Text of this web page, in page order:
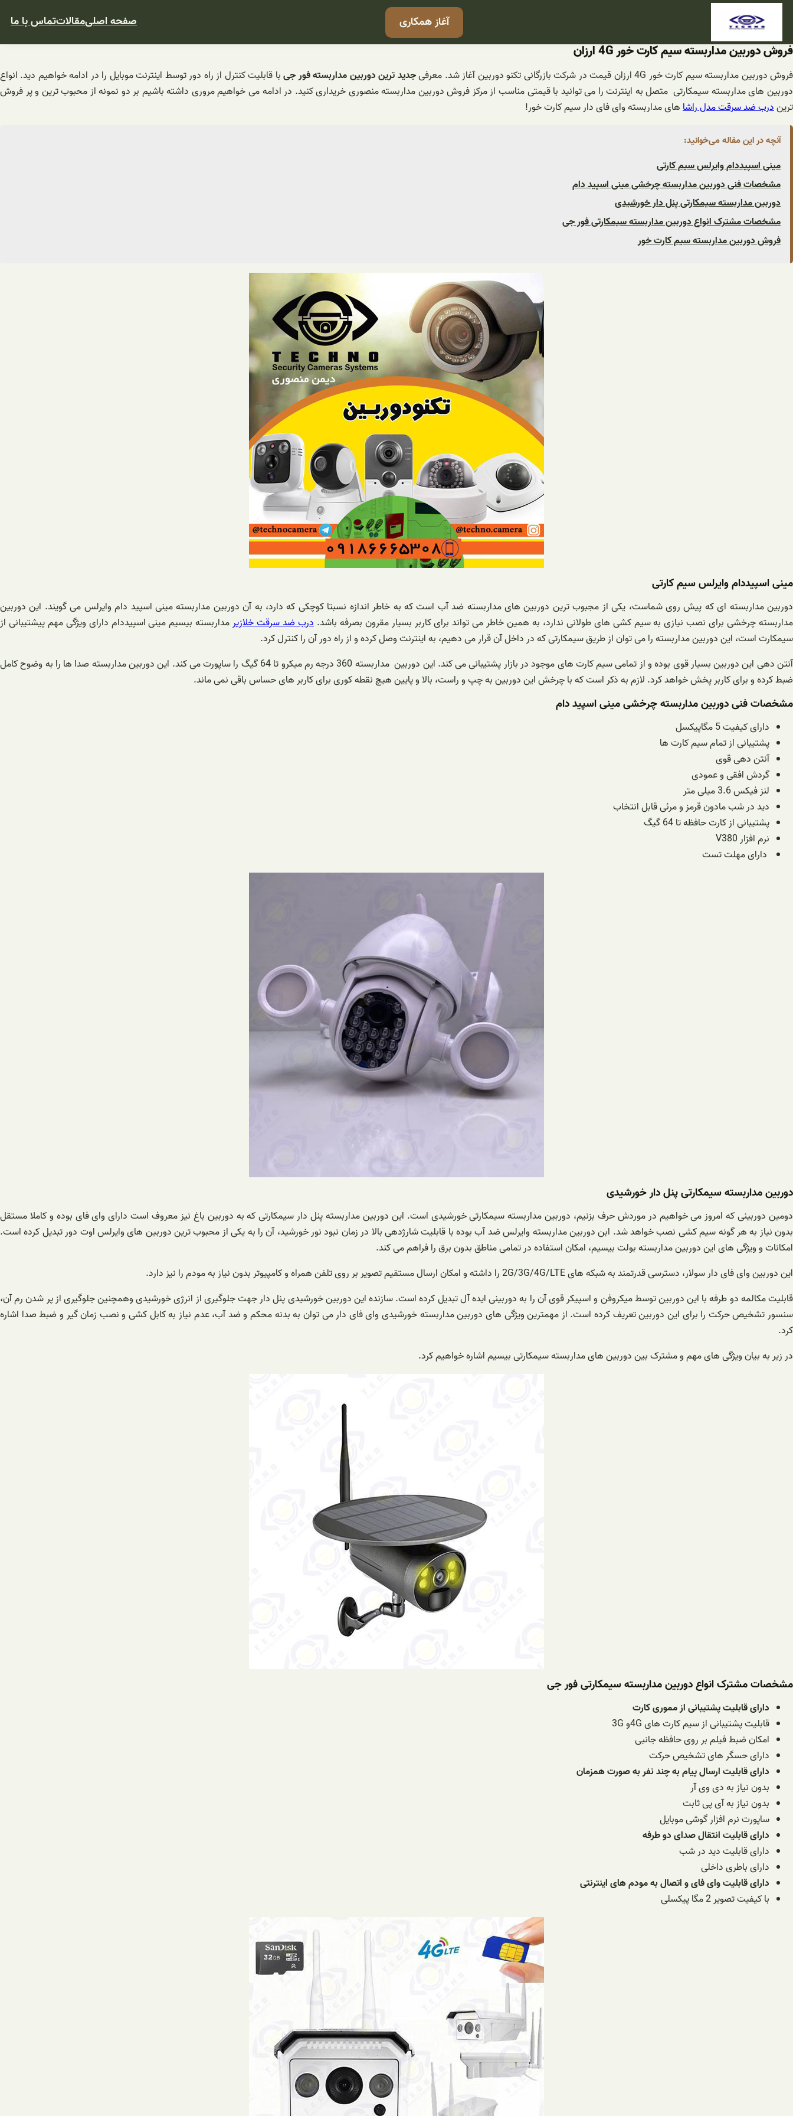
رفتن
آغاز همکاری صفحه اصلیمقالاتتماس با ما
فروش دوربین مداربسته سیم کارت خور 4G ارزان
فروش دوربین مداربسته سیم کارت خور 4G ارزان قیمت در شرکت بازرگانی تکنو دوربین آغاز شد. معرفی جدید ترین دوربین مداربسته فور جیبا قابلیت کنترل از راه دور توسط اینترنت موبایل را در ادامه خواهیم دید. انواع
دوربین های مداربسته سیمکارتی متصل به اینترنت را می توانید با قیمتی مناسب از مرکز فروش دوربین مداربسته منصوری خریداری کنید. در ادامه می خواهیم مروری داشته باشیم بر دو نمونه از محبوب ترین و پر فروش
تریندرب ضد سرقت مدل راشاهای مداربسته وای فای دار سیم کارت خور!
آنچه در این مقاله می‌خوانید:
مینی اسپیددام وایرلس سیم کارتی
مشخصات فنی دوربین مداربسته چرخشی مینی اسپید دام
دوربین مداربسته سیمکارتی پنل دار خورشیدی
مشخصات مشترک انواع دوربین مداربسته سیمکارتی فور جی
فروش دوربین مداربسته سیم کارت خور
مینی اسپیددام وایرلس سیم کارتی
دوربین مداربسته ای که پیش روی شماست، یکی از مجبوب ترین دوربین های مداربسته ضد آب است که به خاطر اندازه نسبتا کوچکی که دارد، به آن دوربین مداربسته مینی اسپید دام وایرلس می گویند. این دوربین
مداربسته چرخشی برای نصب نیازی به سیم کشی های طولانی ندارد، به همین خاطر می تواند برای کاربر بسیار مقرون بصرفه باشد.درب ضد سرقت خلازیرمداربسته بیسیم مینی اسپیددام دارای ویژگی مهم پیشتیبانی از
سیمکارت است، این دوربین مداربسته را می توان از طریق سیمکارتی که در داخل آن قرار می دهیم، به اینترنت وصل کرده و از راه دور آن را کنترل کرد.
آنتن دهی این دوربین بسیار قوی بوده و از تمامی سیم کارت های موجود در بازار پشتیبانی می کند. این دوربین مداربسته 360 درجه رم میکرو تا 64 گیگ را ساپورت می کند. این دوربین مداربسته صدا ها را به وضوح کامل
ضبط کرده و برای کاربر پخش خواهد کرد. لازم به ذکر است که با چرخش این دوربین به چپ و راست، بالا و پایین هیچ نقطه کوری برای کاربر های حساس باقی نمی ماند.
مشخصات فنی دوربین مداربسته چرخشی مینی اسپید دام
دارای کیفیت 5 مگاپیکسل
پشتیبانی از تمام سیم کارت ها
آنتن دهی قوی
گردش افقی و عمودی
لنز فیکس 3.6 میلی متر
دید در شب مادون قرمز و مرئی قابل انتخاب
پشتیبانی از کارت حافظه تا 64 گیگ
نرم افزار V380
دارای مهلت تست
دوربین مداربسته سیمکارتی پنل دار خورشیدی
دومین دوربینی که امروز می خواهیم در موردش حرف بزنیم، دوربین مداربسته سیمکارتی خورشیدی است. این دوربین مداربسته پنل دار سیمکارتی که به دوربین باغ نیز معروف است دارای وای فای بوده و کاملا مستقل
بدون نیاز به هر گونه سیم کشی نصب خواهد شد. ابن دوربین مداربسته وایرلس ضد آب بوده با قابلیت شارژدهی بالا در زمان نبود نور خورشید، آن را به یکی از محبوب ترین دوربین های وایرلس اوت دور تبدیل کرده است.
امکانات و ویژگی های این دوربین مداربسته بولت بیسیم، امکان استفاده در تمامی مناطق بدون برق را فراهم می کند.
این دوربین وای فای دار سولار، دسترسی قدرتمند به شبکه های 2G/3G/4G/LTE را داشته و امکان ارسال مستقیم تصویر بر روی تلفن همراه و کامپیوتر بدون نیاز به مودم را نیز دارد.
قابلیت مکالمه دو طرفه با این دوربین توسط میکروفن و اسپیکر قوی آن را به دوربینی ایده آل تبدیل کرده است. سازنده این دوربین خورشیدی پنل دار جهت جلوگیری از انرژی خورشیدی وهمچنین جلوگیری از پر شدن رم آن،
سنسور تشخیص حرکت را برای این دوربین تعریف کرده است. از مهمترین ویژگی های دوربین مداربسته خورشیدی وای فای دار می توان به بدنه محکم و ضد آب، عدم نیاز به کابل کشی و نصب زمان گیر و ضبط صدا اشاره
کرد.
در زیر به بیان ویژگی های مهم و مشترک بین دوربین های مداربسته سیمکارتی بیسیم اشاره خواهیم کرد.
مشخصات مشترک انواع دوربین مداربسته سیمکارتی فور جی
دارای قابلیت پشتیبانی از مموری کارت
قابلیت پشتیبانی از سیم کارت های 4Gو 3G
امکان ضبط فیلم بر روی حافظه جانبی
دارای حسگر های تشخیص حرکت
دارای قابلیت ارسال پیام به چند نفر به صورت همزمان
بدون نیاز به دی وی آر
بدون نیاز به آی پی ثابت
ساپورت نرم افزار گوشی موبایل
دارای قابلیت انتقال صدای دو طرفه
دارای قابلیت دید در شب
دارای باطری داخلی
دارای قابلیت وای فای و اتصال به مودم های اینترنتی
با کیفیت تصویر 2 مگا پیکسلی